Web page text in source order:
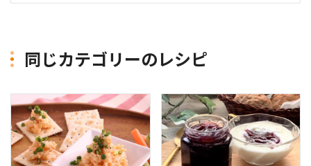
同じカテゴリーのレシピ